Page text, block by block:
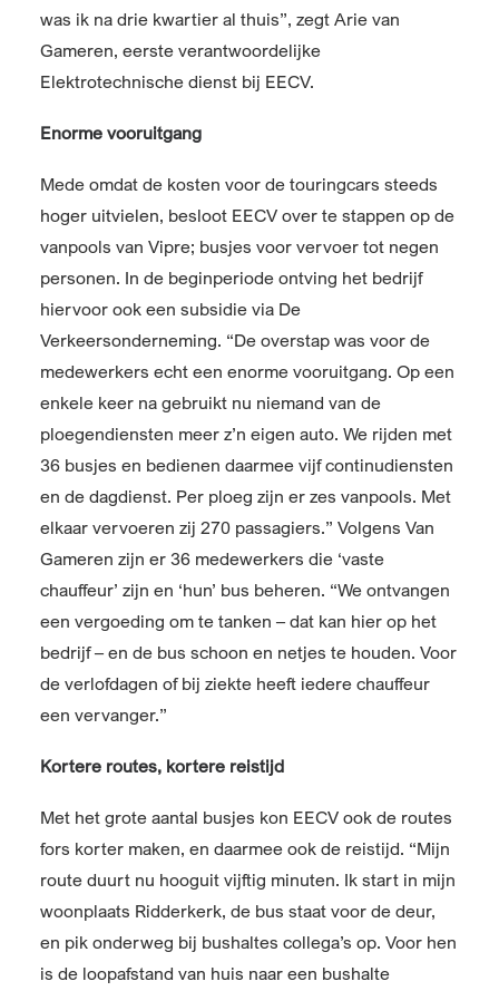
was ik na drie kwartier al thuis”, zegt Arie van
Gameren, eerste verantwoordelijke
Elektrotechnische dienst bij EECV.
Enorme vooruitgang
Mede omdat de kosten voor de touringcars steeds
hoger uitvielen, besloot EECV over te stappen op de
vanpools van Vipre; busjes voor vervoer tot negen
personen. In de beginperiode ontving het bedrijf
hiervoor ook een subsidie via De
Verkeersonderneming. “De overstap was voor de
medewerkers echt een enorme vooruitgang. Op een
enkele keer na gebruikt nu niemand van de
ploegendiensten meer z’n eigen auto. We rijden met
36 busjes en bedienen daarmee vijf continudiensten
en de dagdienst. Per ploeg zijn er zes vanpools. Met
elkaar vervoeren zij 270 passagiers.” Volgens Van
Gameren zijn er 36 medewerkers die ‘vaste
chauffeur’ zijn en ‘hun’ bus beheren. “We ontvangen
een vergoeding om te tanken – dat kan hier op het
bedrijf – en de bus schoon en netjes te houden. Voor
de verlofdagen of bij ziekte heeft iedere chauffeur
een vervanger.”
Kortere routes, kortere reistijd
Met het grote aantal busjes kon EECV ook de routes
fors korter maken, en daarmee ook de reistijd. “Mijn
route duurt nu hooguit vijftig minuten. Ik start in mijn
woonplaats Ridderkerk, de bus staat voor de deur,
en pik onderweg bij bushaltes collega’s op. Voor hen
is de loopafstand van huis naar een bushalte